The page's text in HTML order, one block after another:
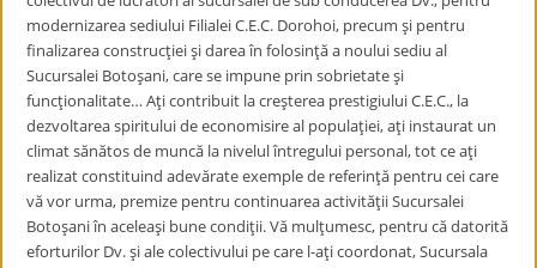
modernizarea sediului Filialei C.E.C. Dorohoi, precum şi pentru
finalizarea construcţiei şi darea în folosinţă a noului sediu al
Sucursalei Botoşani, care se impune prin sobrietate şi
funcţionalitate… Aţi contribuit la creşterea prestigiului C.E.C., la
dezvoltarea spiritului de economisire al populaţiei, aţi instaurat un
climat sănătos de muncă la nivelul întregului personal, tot ce aţi
realizat constituind adevărate exemple de referinţă pentru cei care
vă vor urma, premize pentru continuarea activităţii Sucursalei
Botoşani în aceleaşi bune condiţii. Vă mulţumesc, pentru că datorită
eforturilor Dv. şi ale colectivului pe care l-aţi coordonat, Sucursala